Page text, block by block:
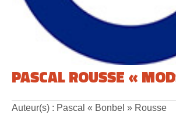
PASCAL ROUSSE «
Auteur(s) : Pascal « Bonbel » Rousse